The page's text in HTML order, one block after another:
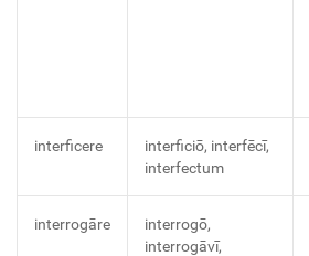
interficere
interficiō, interfēcī,
interfectum
interrogāre
interrogō,
interrogāvī,